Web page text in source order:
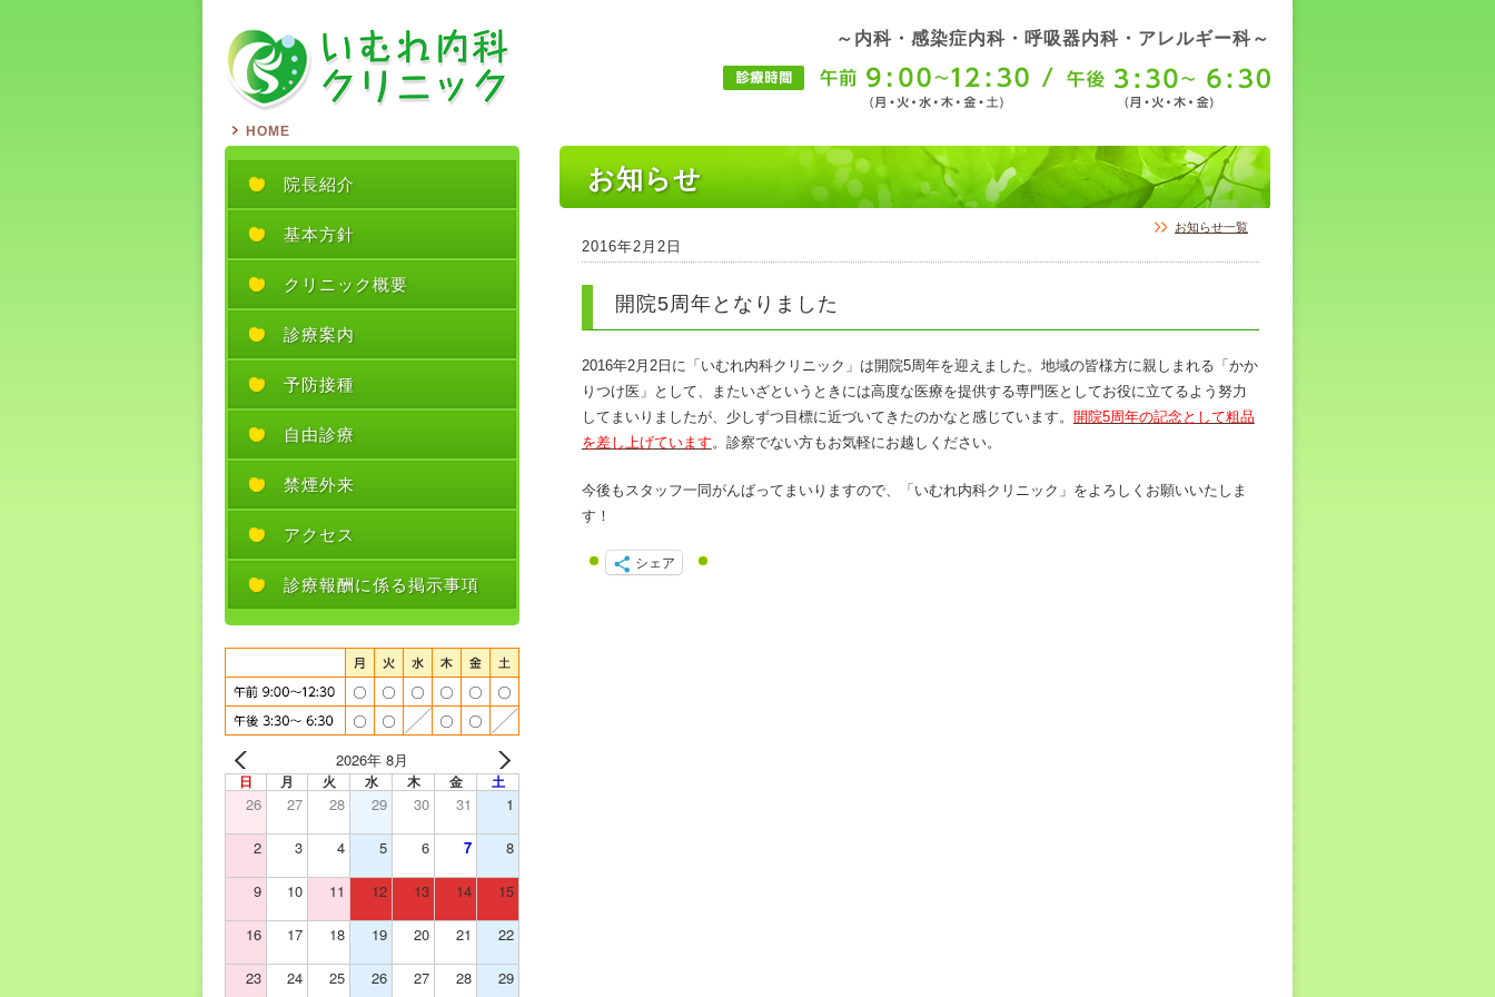
～内科・感染症内科・呼吸器内科・アレルギー科～
HOME
お知らせ
お知らせ一覧
2016年2月2日
開院5周年となりました
2016年2月2日に「いむれ内科クリニック」は開院5周年を迎えました。地域の皆様方に親しまれる「かか
りつけ医」として、またいざというときには高度な医療を提供する専門医としてお役に立てるよう努力
してまいりましたが、少しずつ目標に近づいてきたのかなと感じています。 開院5周年の記念として粗品
を差し上げています。診察でない方もお気軽にお越しください。
今後もスタッフ一同がんばってまいりますので、「いむれ内科クリニック」をよろしくお願いいたしま
す！
シェア
院長紹介
基本方針
クリニック概要
診療案内
予防接種
自由診療
禁煙外来
アクセス
診療報酬に係る掲示事項
2026年 8月
日 月 火 水 木 金 土
26 27 28 29 30 31 1
2 3 4 5 6 7 8
9 10 11 12 13 14 15
16 17 18 19 20 21 22
23 24 25 26 27 28 29